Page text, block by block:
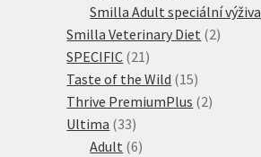
produkty
Smilla Adult speciální výživa
Smilla Veterinary Diet 22
SPECIFIC 21 21
produktů
Taste of the Wild 1515
produktů
Thrive PremiumPlus 22
Ultima 3333
produktů
Adult 66